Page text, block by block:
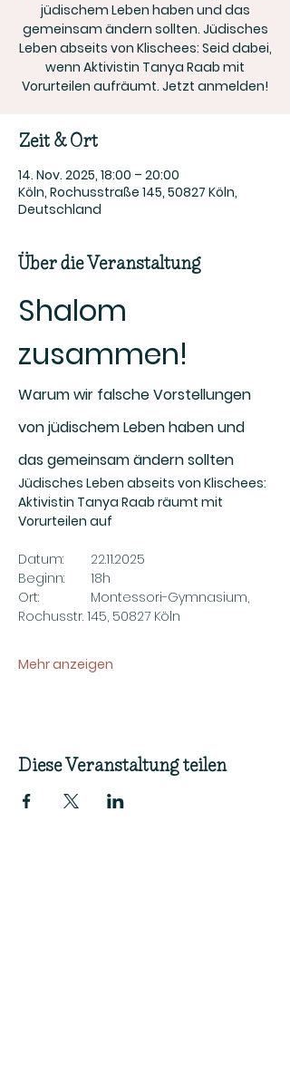
jüdischem Leben haben und das
gemeinsam ändern sollten. Jüdisches
Leben abseits von Klischees: Seid dabei,
wenn Aktivistin Tanya Raab mit
Vorurteilen aufräumt. Jetzt anmelden!
Zeit & Ort
14. Nov. 2025, 18:00 – 20:00
Köln, Rochusstraße 145, 50827 Köln,
Deutschland
Über die Veranstaltung
Shalom
zusammen!
Warum wir falsche Vorstellungen
von jüdischem Leben haben und
das gemeinsam ändern sollten
Jüdisches Leben abseits von Klischees:
Aktivistin Tanya Raab räumt mit
Vorurteilen auf
Datum: 	22.11.2025
Beginn:	18h
Ort: 		Montessori-Gymnasium,
Rochusstr. 145, 50827 Köln
Mehr anzeigen
Diese Veranstaltung teilen